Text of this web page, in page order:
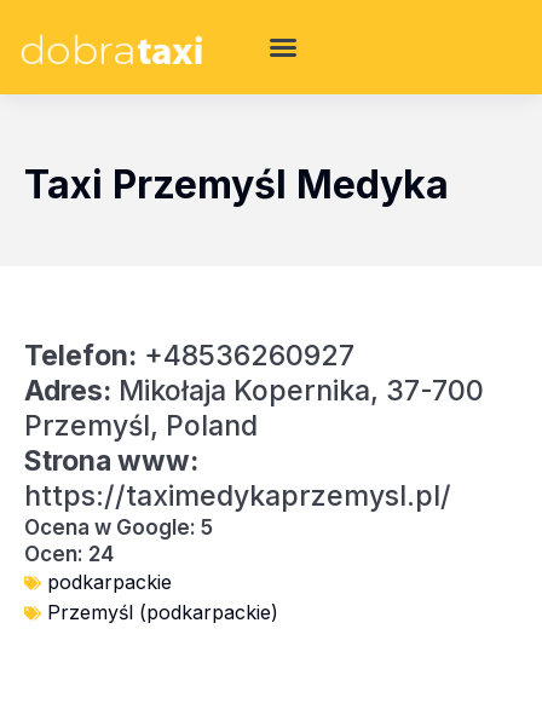
Taxi Przemyśl Medyka
Telefon: +48536260927
Adres: Mikołaja Kopernika, 37-700
Przemyśl, Poland
Strona www:
https://taximedykaprzemysl.pl/
Ocena w Google: 5
Ocen: 24
podkarpackie
Przemyśl (podkarpackie)